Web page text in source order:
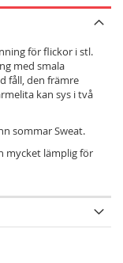
för flickor i stl.
med smala
fåll, den främre
kan sys i två
sommar Sweat.
mycket lämplig för